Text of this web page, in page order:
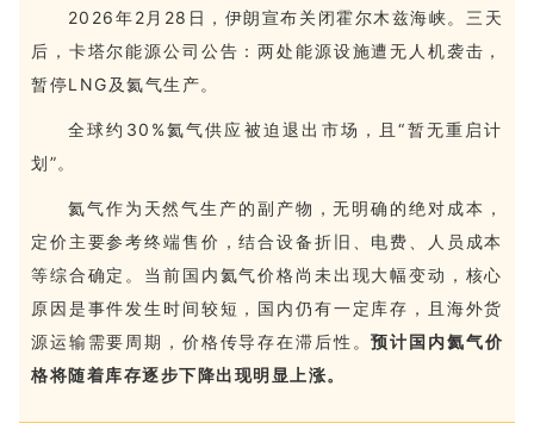
2026年2月28日，伊朗宣布关闭霍尔木兹海峡。三天
后，卡塔尔能源公司公告：两处能源设施遭无人机袭击，
暂停LNG及氦气生产。
全球约30%氦气供应被迫退出市场，且“暂无重启计
划”。
氦气作为天然气生产的副产物，无明确的绝对成本，
定价主要参考终端售价，结合设备折旧、电费、人员成本
等综合确定。当前国内氦气价格尚未出现大幅变动，核心
原因是事件发生时间较短，国内仍有一定库存，且海外货
源运输需要周期，价格传导存在滞后性。预计国内氦气价
格将随着库存逐步下降出现明显上涨。